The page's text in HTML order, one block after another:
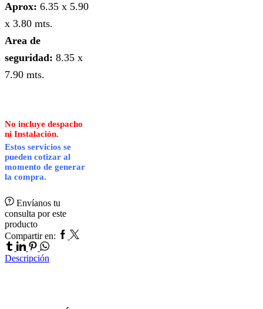
Aprox: 6.35 x 5.90
x 3.80 mts.
Area de
seguridad: 8.35 x
7.90 mts.
No incluye despacho
ni Instalación.
Estos servicios se
pueden cotizar al
momento de generar
la compra.
Envíanos tu
consulta por este
producto
Compartir en: Facebook
Twitter
Linkedin
Pinterest
Whatsapp
Descripción